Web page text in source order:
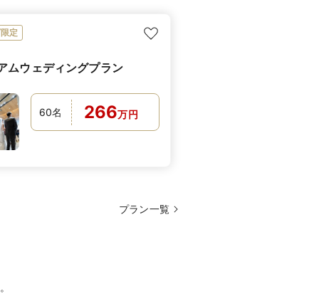
定
ムウェディングプラン
60名 266万円
プラン一覧